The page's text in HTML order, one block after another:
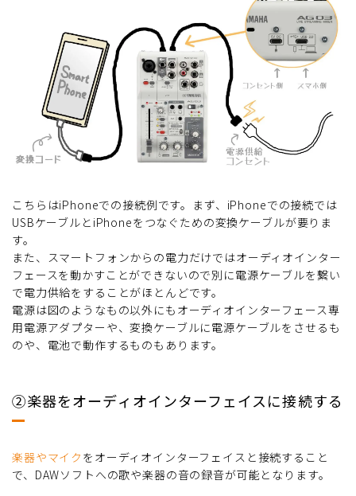
こちらはiPhoneでの接続例です。まず、iPhoneでの接続では
USBケーブルとiPhoneをつなぐための変換ケーブルが要りま
す。
また、スマートフォンからの電力だけではオーディオインター
フェースを動かすことができないので別に電源ケーブルを繋い
で電力供給をすることがほとんどです。
電源は図のようなもの以外にもオーディオインターフェース専
用電源アダプターや、変換ケーブルに電源ケーブルをさせるも
のや、電池で動作するものもあります。
②楽器をオーディオインターフェイスに接続する
楽器やマイク をオーディオインターフェイスと接続すること
で、DAWソフトへの歌や楽器の音の録音が可能となります。